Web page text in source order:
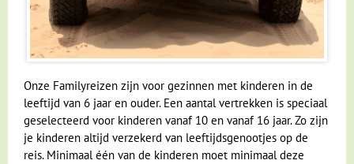
Onze Familyreizen zijn voor gezinnen met kinderen in de
leeftijd van 6 jaar en ouder. Een aantal vertrekken is speciaal
geselecteerd voor kinderen vanaf 10 en vanaf 16 jaar. Zo zijn
je kinderen altijd verzekerd van leeftijdsgenootjes op de
reis. Minimaal één van de kinderen moet minimaal deze